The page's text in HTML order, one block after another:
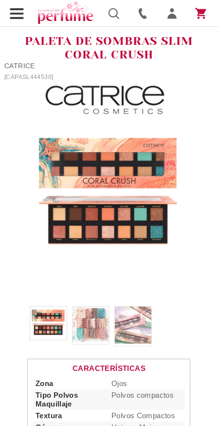
PALETA DE SOMBRAS SLIM
CORAL CRUSH
CATRICE
[CAPASL444530]
CARACTERÍSTICAS
Zona
Ojos
Tipo Polvos
Maquillaje
Polvos compactos
Textura
Polvos Compactos